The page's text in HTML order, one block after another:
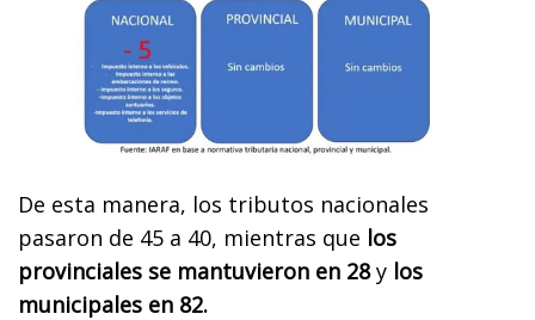
De esta manera, los tributos nacionales
pasaron de 45 a 40, mientras que los
provinciales se mantuvieron en 28y los
municipales en 82.